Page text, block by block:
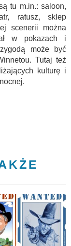
tu m.in.: saloon,
ratusz, sklep
scenerii można
w pokazach i
może być
Tutaj też
kulturę i